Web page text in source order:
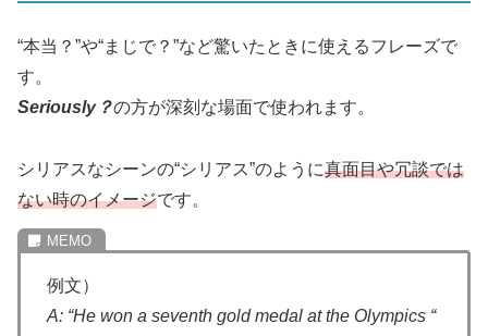
“本当？”や“まじで？”など驚いたときに使えるフレーズで
す。
Seriously？の方が深刻な場面で使われます。
シリアスなシーンの“シリアス”のように真面目や冗談では
ない時のイメージです。
例文）
A: “He won a seventh gold medal at the Olympics “